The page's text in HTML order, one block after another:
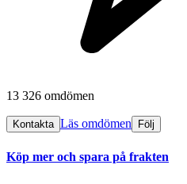
13 326 omdömen
Kontakta Läs omdömen Följ
Köp mer och spara på frakten